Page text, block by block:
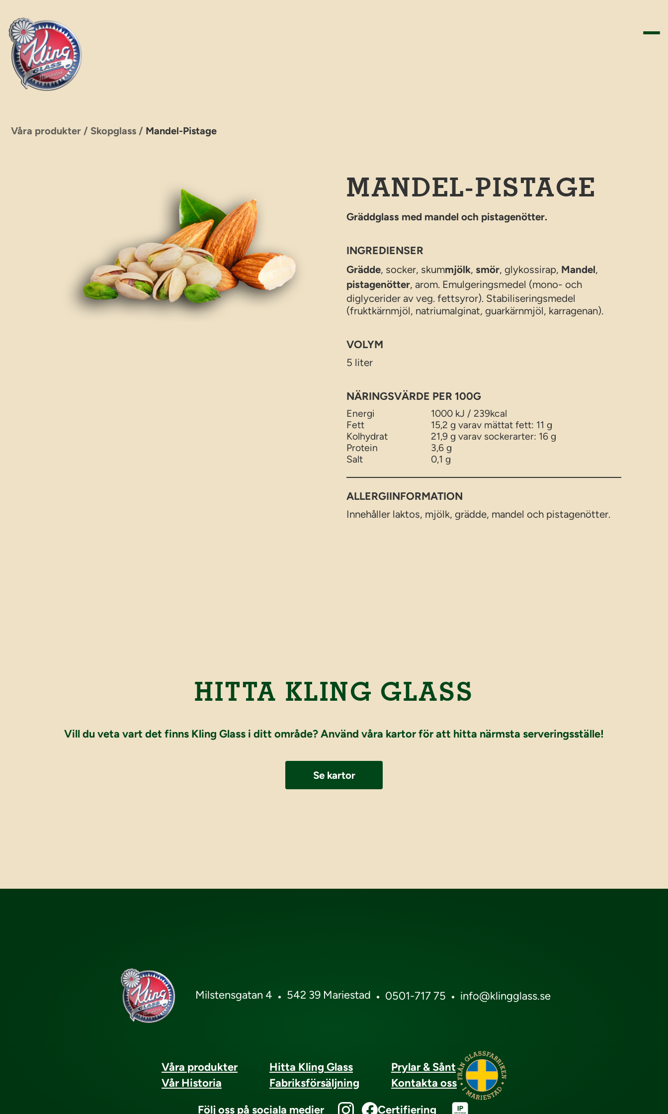
innehåll
Våra produkter / Skopglass / Mandel-Pistage
MANDEL-PISTAGE
Gräddglass med mandel och pistagenötter.
INGREDIENSER
Grädde, socker, skummjölk, smör, glykossirap, Mandel,
pistagenötter, arom. Emulgeringsmedel (mono- och
diglycerider av veg. fettsyror). Stabiliseringsmedel
(fruktkärnmjöl, natriumalginat, guarkärnmjöl, karragenan).
VOLYM
5 liter
NÄRINGSVÄRDE PER 100G
Energi
1000 kJ / 239kcal
Fett
15,2 g varav mättat fett: 11 g
Kolhydrat
21,9 g varav sockerarter: 16 g
Protein
3,6 g
Salt
0,1 g
ALLERGIINFORMATION
Innehåller laktos, mjölk, grädde, mandel och pistagenötter.
HITTA KLING GLASS
Vill du veta vart det finns Kling Glass i ditt område? Använd våra kartor för att hitta närmsta serveringsställe!
Se kartor
Milstensgatan 4 542 39 Mariestad 0501-717 75 info@klingglass.se
Våra produkter Hitta Kling Glass
Prylar & Sånt
Vår Historia
Fabriksförsäljning
Kontakta oss
Följ oss på sociala medier
Certifiering